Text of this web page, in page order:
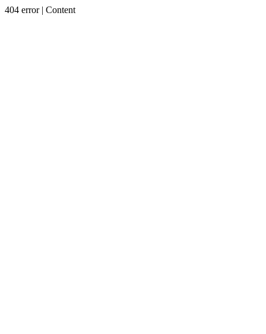
404 error | Content